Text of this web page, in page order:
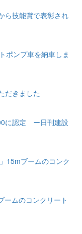
ら技能賞で表彰され
ポンプ車を納車しま
だきました
に認定 ー日刊建設
15mブームのコンク
ームのコンクリート